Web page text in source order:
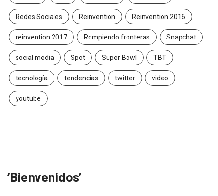
Redes Sociales Reinvention Reinvention 2016
reinvention 2017 Rompiendo fronteras Snapchat
social media Spot Super Bowl TBT
tecnología tendencias twitter video
youtube
‘Bienvenidos’